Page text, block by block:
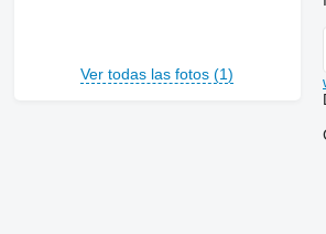
Ver todas las fotos (1)